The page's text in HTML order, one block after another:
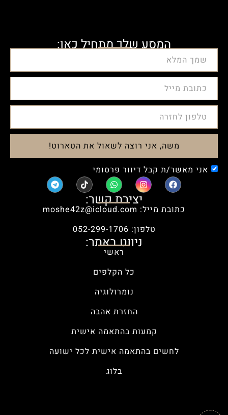
ניווט באתר:
ראשי
כל הקלפים
נומרולוגיה
החזרת אהבה
קמעות בהתאמה אישית
לחשים בהתאמה אישית לכל ישועה
בלוג
יצירת קשר:
כתובת מייל: moshe42z@icloud.com
טלפון: 052-299-1706
המסע שלך מתחיל כאן:
אני מאשר/ת קבל דיוור פרסומי
משה, אני רוצה לשאול את הטארוט!